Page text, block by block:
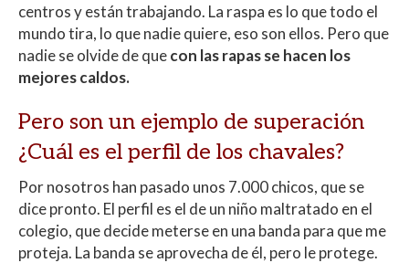
centros y están trabajando. La raspa es lo que todo el
mundo tira, lo que nadie quiere, eso son ellos. Pero que
nadie se olvide de quecon las rapas se hacen los
mejores caldos.
Pero son un ejemplo de superación
¿Cuál es el perfil de los chavales?
Por nosotros han pasado unos 7.000 chicos, que se
dice pronto. El perfil es el de un niño maltratado en el
colegio, que decide meterse en una banda para que me
proteja. La banda se aprovecha de él, pero le protege.